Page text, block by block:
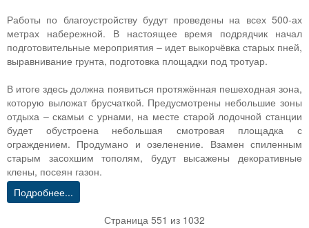
Работы по благоустройству будут проведены на всех 500-ах
метрах набережной. В настоящее время подрядчик начал
подготовительные мероприятия – идет выкорчёвка старых пней,
выравнивание грунта, подготовка площадки под тротуар.
В итоге здесь должна появиться протяжённая пешеходная зона,
которую выложат брусчаткой. Предусмотрены небольшие зоны
отдыха – скамьи с урнами, на месте старой лодочной станции
будет обустроена небольшая смотровая площадка с
ограждением. Продумано и озеленение. Взамен спиленным
старым засохшим тополям, будут высажены декоративные
клены, посеян газон.
Подробнее...
Страница 551 из 1032